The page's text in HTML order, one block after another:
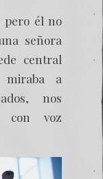
pero él no
señora
central
a
nos
con voz